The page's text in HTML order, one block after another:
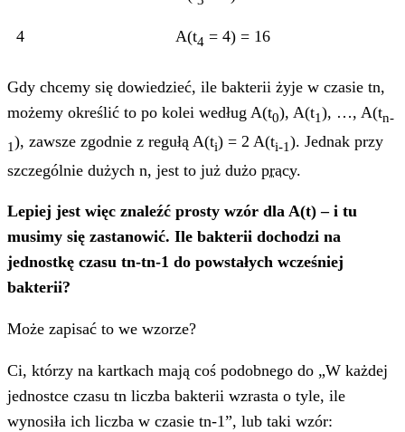
4 A(t4 = 4) = 16
Gdy chcemy się dowiedzieć, ile bakterii żyje w czasie tn,
możemy określić to po kolei według A(t0), A(t1), …, A(tn-
1), zawsze zgodnie z regułą A(ti) = 2 A(ti-1). Jednak przy
szczególnie dużych n, jest to już dużo pracy.
Lepiej jest więc znaleźć prosty wzór dla A(t) – i tu
musimy się zastanowić. Ile bakterii dochodzi na
jednostkę czasu tn-tn-1 do powstałych wcześniej
bakterii?
Może zapisać to we wzorze?
Ci, którzy na kartkach mają coś podobnego do „W każdej
jednostce czasu tn liczba bakterii wzrasta o tyle, ile
wynosiła ich liczba w czasie tn-1”, lub taki wzór: